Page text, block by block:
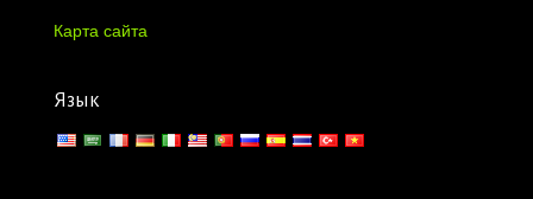
Карта сайта
Язык